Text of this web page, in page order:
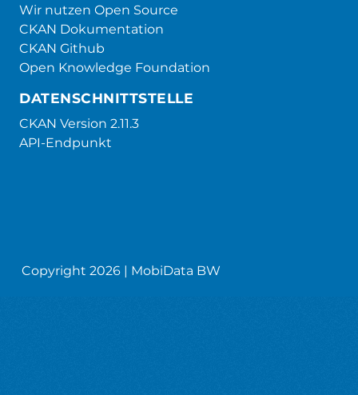
Wir nutzen Open Source
CKAN Dokumentation
CKAN Github
Open Knowledge Foundation
DATENSCHNITTSTELLE
CKAN Version 2.11.3
API-Endpunkt
Copyright 2026 | MobiData BW